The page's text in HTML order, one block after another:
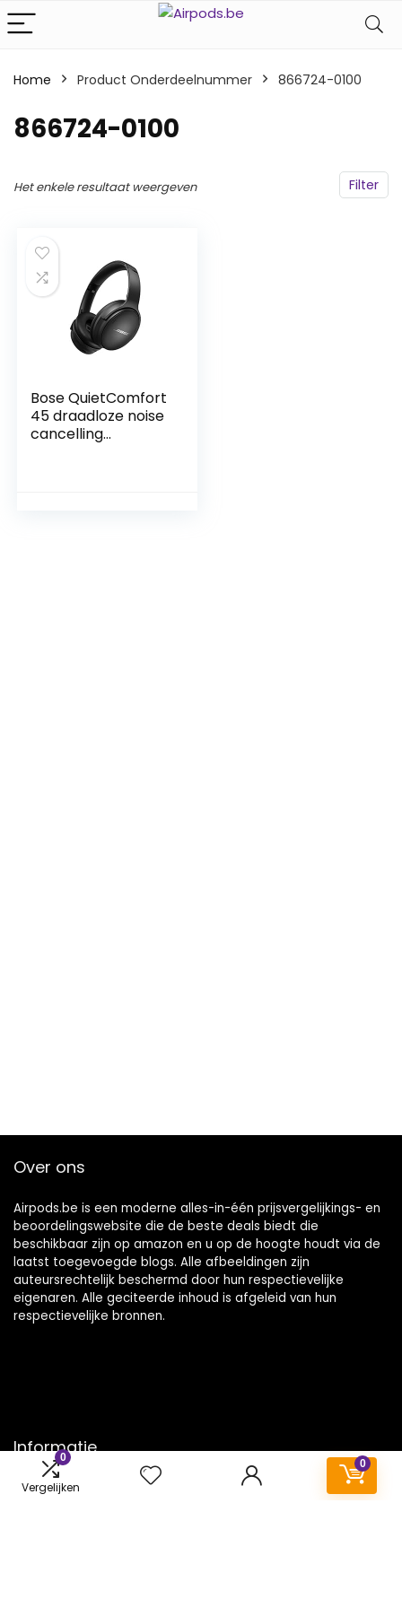
0
Vergelijken
0
Home Product Onderdeelnummer ‎866724-0100
‎866724-0100
Filter
Het enkele resultaat weergeven
Bose QuietComfort
45 draadloze noise
cancelling
Over ons
Airpods.be is een moderne alles-in-één prijsvergelijkings- en
beoordelingswebsite die de beste deals biedt die
beschikbaar zijn op amazon en u op de hoogte houdt via de
laatst toegevoegde blogs. Alle afbeeldingen zijn
auteursrechtelijk beschermd door hun respectievelijke
eigenaren. Alle geciteerde inhoud is afgeleid van hun
respectievelijke bronnen.
Informatie
Contact